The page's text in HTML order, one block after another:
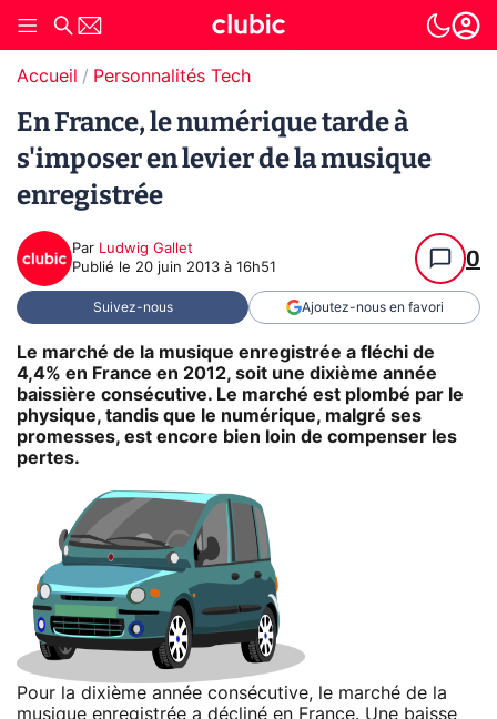
Accueil Personnalités Tech
En France, le numérique tarde à
s'imposer en levier de la musique
enregistrée
Par Ludwig Gallet
Publié le 20 juin 2013 à 16h51 0
Suivez-nous Ajoutez-nous en favori
Le marché de la musique enregistrée a fléchi de
4,4% en France en 2012, soit une dixième année
baissière consécutive. Le marché est plombé par le
physique, tandis que le numérique, malgré ses
promesses, est encore bien loin de compenser les
pertes.
Pour la dixième année consécutive, le marché de la
musique enregistrée a décliné en France. Une baisse